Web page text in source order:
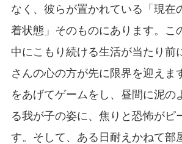
なく、彼らが置かれている「現在
着状態」そのものにあります。こ
中にこもり続ける生活が当たり前
さんの心の方が先に限界を迎えま
をあげてゲームをし、昼間に泥の
る我が子の姿に、焦りと恐怖がピ
す。そして、ある日耐えかねて部